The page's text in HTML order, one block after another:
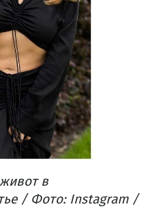
в
/ Фото: Instagram /